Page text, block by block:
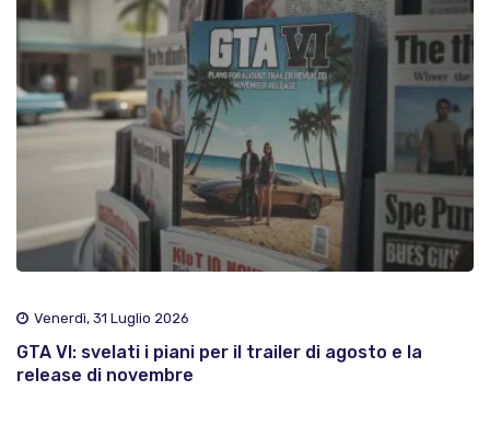
Venerdì, 31 Luglio 2026
GTA VI: svelati i piani per il trailer di agosto e la
release di novembre